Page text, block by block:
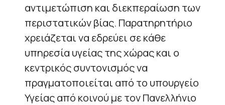
αντιμετώπιση και διεκπεραίωση των
περιστατικών βίας. Παρατηρητήριο
χρειάζεται να εδρεύει σε κάθε
υπηρεσία υγείας της χώρας και ο
κεντρικός συντονισμός να
πραγματοποιείται από το υπουργείο
Υγείας από κοινού με τον Πανελλήνιο